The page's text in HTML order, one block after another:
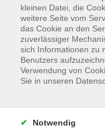
kleinen Datei, die
weitere Seite vom
das Cookie an den
zuverlässiger
sich Informationen zu
Benutzers
Verwendung von
Sie in unseren
Notwendig